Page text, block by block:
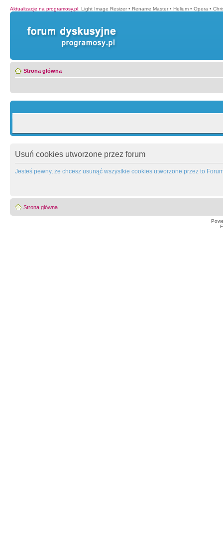
Aktualizacje na programosy.pl: Light Image Resizer • Rename Master • Helium • Opera •
Strona główna
Usuń cookies utworzone przez forum
Jesteś pewny, że chcesz usunąć wszystkie cookies utworzone przez to
Strona główna